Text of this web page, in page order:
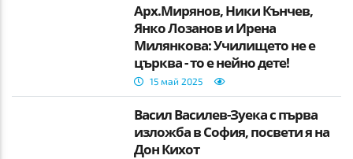
Арх.Мирянов, Ники Кънчев,
Янко Лозанов и Ирена
Милянкова: Училището не е
църква - то е нейно дете!
15 май 2025
Васил Василев-Зуека с първа
изложба в София, посвети я на
Дон Кихот